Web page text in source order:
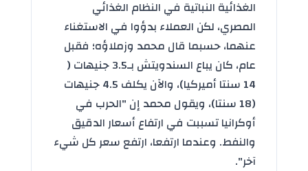
الغذائية النباتية في النظام الغذائي
المصري، لكن العملاء بدؤوا في الاستغناء
عنهما، حسبما قال محمد وزملاؤه؛ فقبل
عام، كان يباع السندويتش بـ3.5 جنيهات (
14 سنتا أميركيا)، والآن يكلف 4.5 جنيهات
(18 سنتا)، ويقول محمد إن "الحرب في
أوكرانيا تسببت في ارتفاع أسعار الدقيق
والنفط. وعندما ارتفعا، ارتفع سعر كل شيء
آخر".